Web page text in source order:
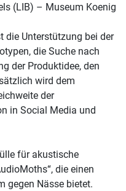
(LIB) – Museum Koenig
die Unterstützung bei der
die Suche nach
der Produktidee, den
wird dem
der
in Social Media und
für akustische
die einen
gegen Nässe bietet.